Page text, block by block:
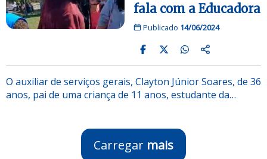
fala com a Educadora
Publicado 14/06/2024
O auxiliar de serviços gerais, Clayton Júnior Soares, de 36
anos, pai de uma criança de 11 anos, estudante da…
Carregar mais